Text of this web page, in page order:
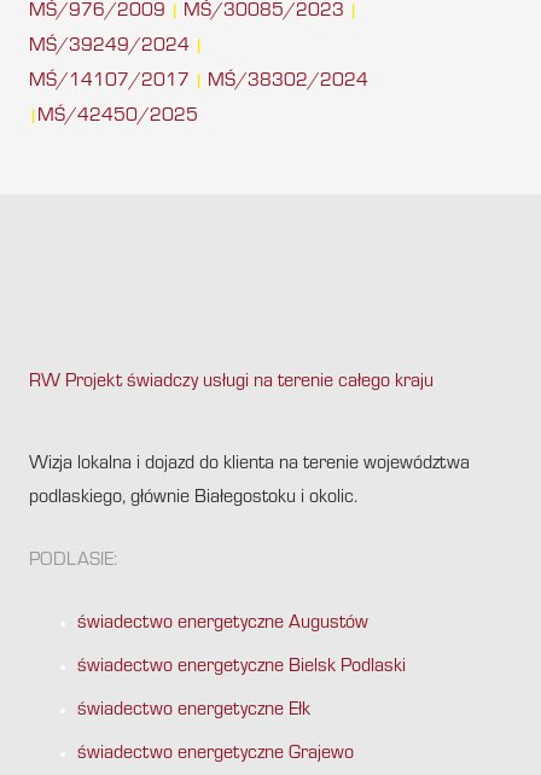
MŚ/976/2009 MŚ/30085/2023
MŚ/39249/2024
MŚ/14107/2017 MŚ/38302/2024
MŚ/42450/2025
RW Projekt świadczy usługi na terenie całego kraju
Wizja lokalna i dojazd do klienta na terenie województwa
podlaskiego, głównie Białegostoku i okolic.
PODLASIE:
świadectwo energetyczne Augustów
świadectwo energetyczne Bielsk Podlaski
świadectwo energetyczne Ełk
świadectwo energetyczne Grajewo